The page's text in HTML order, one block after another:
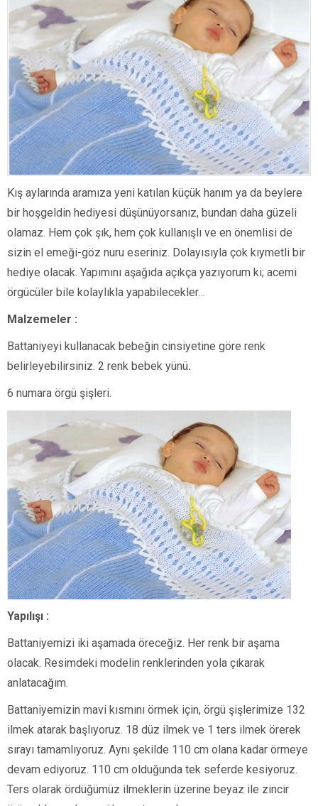
Kış aylarında aramıza yeni katılan küçük hanım ya da beylere
bir hoşgeldin hediyesi düşünüyorsanız, bundan daha güzeli
olamaz. Hem çok şık, hem çok kullanışlı ve en önemlisi de
sizin el emeği-göz nuru eseriniz. Dolayısıyla çok kıymetli bir
hediye olacak. Yapımını aşağıda açıkça yazıyorum ki; acemi
örgücüler bile kolaylıkla yapabilecekler…
Malzemeler :
Battaniyeyi kullanacak bebeğin cinsiyetine göre renk
belirleyebilirsiniz. 2 renk bebek yünü.
6 numara örgü şişleri.
Yapılışı :
Battaniyemizi iki aşamada öreceğiz. Her renk bir aşama
olacak. Resimdeki modelin renklerinden yola çıkarak
anlatacağım.
Battaniyemizin mavi kısmını örmek için, örgü şişlerimize 132
ilmek atarak başlıyoruz. 18 düz ilmek ve 1 ters ilmek örerek
sırayı tamamlıyoruz. Aynı şekilde 110 cm olana kadar örmeye
devam ediyoruz. 110 cm olduğunda tek seferde kesiyoruz.
Ters olarak ördüğümüz ilmeklerin üzerine beyaz ile zincir